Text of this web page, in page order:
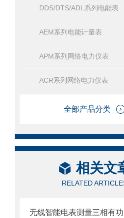
DDS/DTS/ADL系列电能表
AEM系列电能计量表
APM系列网络电力仪表
ACR系列网络电力仪表
全部产品分类
相关文
RELATED
无线智能电表测量三相有